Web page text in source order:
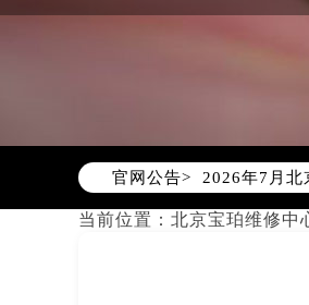
官网公告>
2026年7月
2026年7月宝
北京市东城
当前位置： 北京宝珀维修中